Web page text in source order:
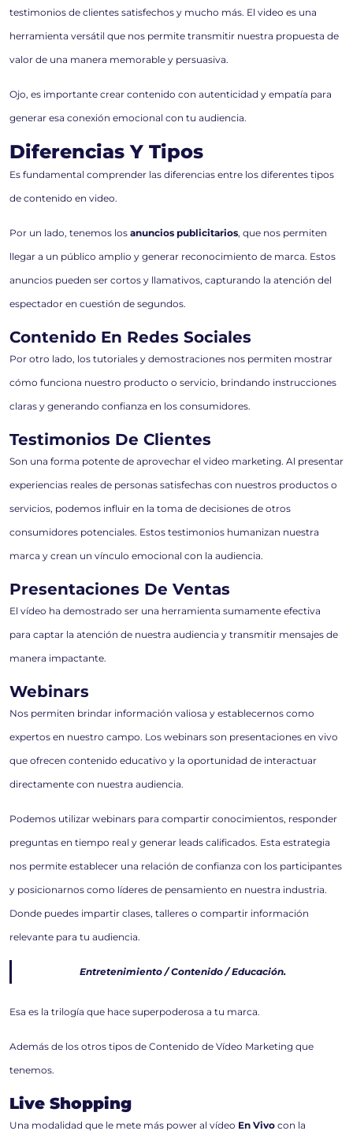
testimonios de clientes satisfechos y mucho más. El video es una
herramienta versátil que nos permite transmitir nuestra propuesta de
valor de una manera memorable y persuasiva.
Ojo, es importante crear contenido con autenticidad y empatía para
generar esa conexión emocional con tu audiencia.
Diferencias Y Tipos
Es fundamental comprender las diferencias entre los diferentes tipos
de contenido en video.
Por un lado, tenemos los anuncios publicitarios, que nos permiten
llegar a un público amplio y generar reconocimiento de marca. Estos
anuncios pueden ser cortos y llamativos, capturando la atención del
espectador en cuestión de segundos.
Contenido En Redes Sociales
Por otro lado, los tutoriales y demostraciones nos permiten mostrar
cómo funciona nuestro producto o servicio, brindando instrucciones
claras y generando confianza en los consumidores.
Testimonios De Clientes
Son una forma potente de aprovechar el video marketing. Al presentar
experiencias reales de personas satisfechas con nuestros productos o
servicios, podemos influir en la toma de decisiones de otros
consumidores potenciales. Estos testimonios humanizan nuestra
marca y crean un vínculo emocional con la audiencia.
Presentaciones De Ventas
El vídeo ha demostrado ser una herramienta sumamente efectiva
para captar la atención de nuestra audiencia y transmitir mensajes de
manera impactante.
Webinars
Nos permiten brindar información valiosa y establecernos como
expertos en nuestro campo. Los webinars son presentaciones en vivo
que ofrecen contenido educativo y la oportunidad de interactuar
directamente con nuestra audiencia.
Podemos utilizar webinars para compartir conocimientos, responder
preguntas en tiempo real y generar leads calificados. Esta estrategia
nos permite establecer una relación de confianza con los participantes
y posicionarnos como líderes de pensamiento en nuestra industria.
Donde puedes impartir clases, talleres o compartir información
relevante para tu audiencia.
Entretenimiento / Contenido / Educación.
Esa es la trilogía que hace superpoderosa a tu marca.
Además de los otros tipos de Contenido de Vídeo Marketing que
tenemos.
Live Shopping
Una modalidad que le mete más power al vídeo En Vivo con la